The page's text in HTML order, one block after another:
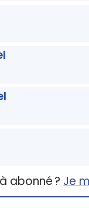
abonné ? Je